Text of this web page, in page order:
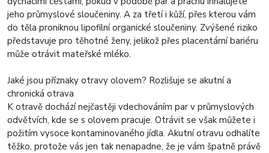
jeho průmyslové sloučeniny. A za třetí i kůží, přes kterou vám
do těla proniknou lipofilní organické sloučeniny. Zvýšené riziko
představuje pro těhotné ženy, jelikož přes placentární bariéru
může otrávit mateřské mléko.
Jaké jsou příznaky otravy olovem? Rozlišuje se akutní a
chronická otrava
K otravě dochází nejčastěji vdechováním par v průmyslových
odvětvích, kde se s olovem pracuje. Otrávit se však můžete i
požitím vysoce kontaminovaného jídla. Akutní otravu odhalíte
těžko, protože vás jen tak nenapadne, že je vám špatně právě